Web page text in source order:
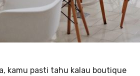
kamu pasti tahu kalau boutique